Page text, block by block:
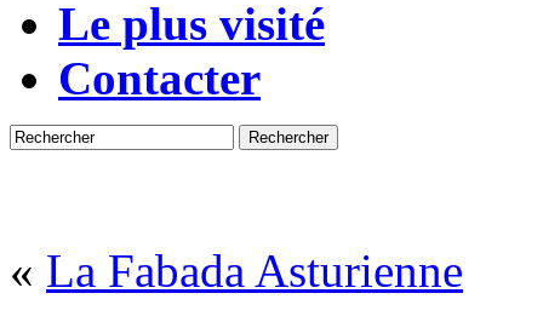
Le plus visité
Contacter
Rechercher
« La Fabada Asturienne